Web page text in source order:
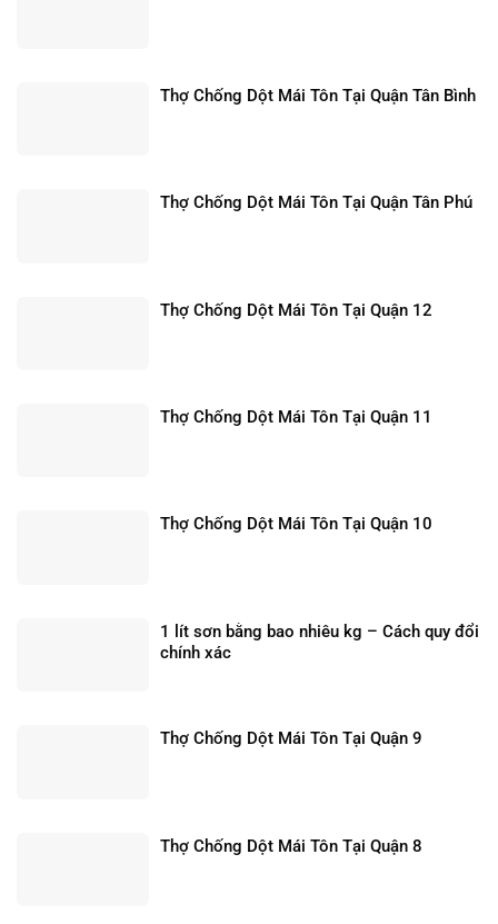
Thợ Chống Dột Mái Tôn Tại Quận Tân Bình
Thợ Chống Dột Mái Tôn Tại Quận Tân Phú
Thợ Chống Dột Mái Tôn Tại Quận 12
Thợ Chống Dột Mái Tôn Tại Quận 11
Thợ Chống Dột Mái Tôn Tại Quận 10
1 lít sơn bằng bao nhiêu kg – Cách quy đổi
chính xác
Thợ Chống Dột Mái Tôn Tại Quận 9
Thợ Chống Dột Mái Tôn Tại Quận 8